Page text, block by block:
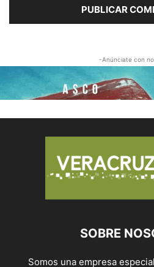
-Anúnciate con
SOBRE
Somos una empresa